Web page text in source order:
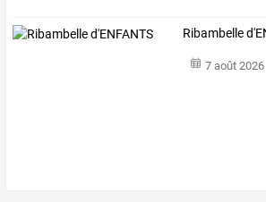
Ribambelle
7 août 2026